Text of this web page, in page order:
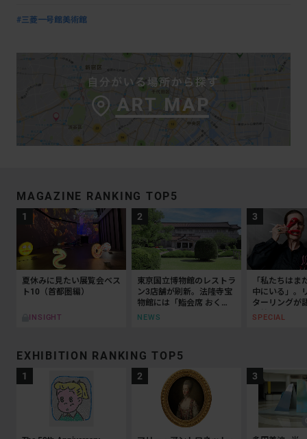
#三菱一号館美術館
MAGAZINE RANKING TOP5
夏休みに見たい展覧会ベス
ト10（首都圏編）
INSIGHT
東京国立博物館のレストラ
ン3店舗が刷新。法隆寺宝
物館には「鮨会席 おく
乃」がオープン
NEWS
「私たちはま
中にいる」。
ターリングが
抵抗の50年
SPECIAL
EXHIBITION RANKING TOP5